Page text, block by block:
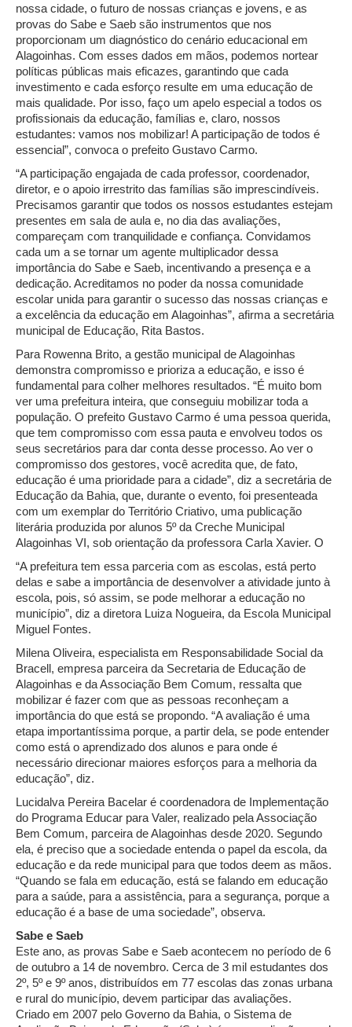
nossa cidade, o futuro de nossas crianças e jovens, e as
provas do Sabe e Saeb são instrumentos que nos
proporcionam um diagnóstico do cenário educacional em
Alagoinhas. Com esses dados em mãos, podemos nortear
políticas públicas mais eficazes, garantindo que cada
investimento e cada esforço resulte em uma educação de
mais qualidade. Por isso, faço um apelo especial a todos os
profissionais da educação, famílias e, claro, nossos
estudantes: vamos nos mobilizar! A participação de todos é
essencial”, convoca o prefeito Gustavo Carmo.
“A participação engajada de cada professor, coordenador,
diretor, e o apoio irrestrito das famílias são imprescindíveis.
Precisamos garantir que todos os nossos estudantes estejam
presentes em sala de aula e, no dia das avaliações,
compareçam com tranquilidade e confiança. Convidamos
cada um a se tornar um agente multiplicador dessa
importância do Sabe e Saeb, incentivando a presença e a
dedicação. Acreditamos no poder da nossa comunidade
escolar unida para garantir o sucesso das nossas crianças e
a excelência da educação em Alagoinhas”, afirma a secretária
municipal de Educação, Rita Bastos.
Para Rowenna Brito, a gestão municipal de Alagoinhas
demonstra compromisso e prioriza a educação, e isso é
fundamental para colher melhores resultados. “É muito bom
ver uma prefeitura inteira, que conseguiu mobilizar toda a
população. O prefeito Gustavo Carmo é uma pessoa querida,
que tem compromisso com essa pauta e envolveu todos os
seus secretários para dar conta desse processo. Ao ver o
compromisso dos gestores, você acredita que, de fato,
educação é uma prioridade para a cidade”, diz a secretária de
Educação da Bahia, que, durante o evento, foi presenteada
com um exemplar do Território Criativo, uma publicação
literária produzida por alunos 5º da Creche Municipal
Alagoinhas VI, sob orientação da professora Carla Xavier. O
“A prefeitura tem essa parceria com as escolas, está perto
delas e sabe a importância de desenvolver a atividade junto à
escola, pois, só assim, se pode melhorar a educação no
município”, diz a diretora Luiza Nogueira, da Escola Municipal
Miguel Fontes.
Milena Oliveira, especialista em Responsabilidade Social da
Bracell, empresa parceira da Secretaria de Educação de
Alagoinhas e da Associação Bem Comum, ressalta que
mobilizar é fazer com que as pessoas reconheçam a
importância do que está se propondo. “A avaliação é uma
etapa importantíssima porque, a partir dela, se pode entender
como está o aprendizado dos alunos e para onde é
necessário direcionar maiores esforços para a melhoria da
educação”, diz.
Lucidalva Pereira Bacelar é coordenadora de Implementação
do Programa Educar para Valer, realizado pela Associação
Bem Comum, parceira de Alagoinhas desde 2020. Segundo
ela, é preciso que a sociedade entenda o papel da escola, da
educação e da rede municipal para que todos deem as mãos.
“Quando se fala em educação, está se falando em educação
para a saúde, para a assistência, para a segurança, porque a
educação é a base de uma sociedade”, observa.
Sabe e Saeb
Este ano, as provas Sabe e Saeb acontecem no período de 6
de outubro a 14 de novembro. Cerca de 3 mil estudantes dos
2º, 5º e 9º anos, distribuídos em 77 escolas das zonas urbana
e rural do município, devem participar das avaliações.
Criado em 2007 pelo Governo da Bahia, o Sistema de